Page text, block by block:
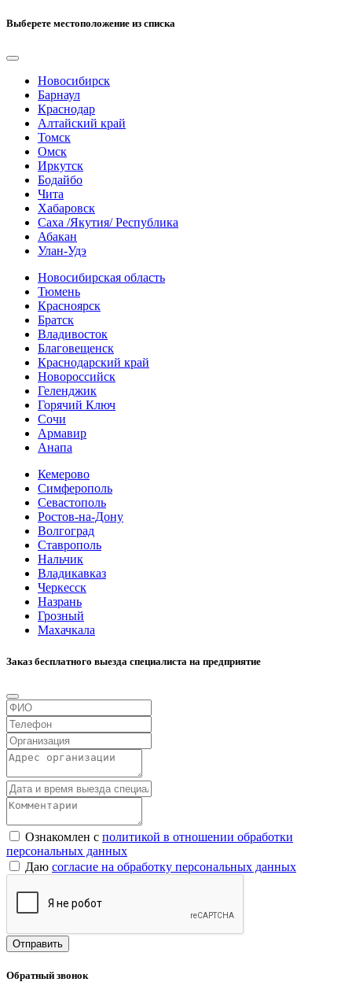
Выберете местоположение из списка
Новосибирск
Барнаул
Краснодар
Алтайский край
Томск
Омск
Иркутск
Бодайбо
Чита
Хабаровск
Саха /Якутия/ Республика
Абакан
Улан-Удэ
Новосибирская область
Тюмень
Красноярск
Братск
Владивосток
Благовещенск
Краснодарский край
Новороссийск
Геленджик
Горячий Ключ
Сочи
Армавир
Анапа
Кемерово
Симферополь
Севастополь
Ростов-на-Дону
Волгоград
Ставрополь
Нальчик
Владикавказ
Черкесск
Назрань
Грозный
Махачкала
Заказ бесплатного выезда специалиста на предприятие
Ознакомлен с политикой в отношении обработки
персональных данных
Даю согласие на обработку персональных данных
Обратный звонок